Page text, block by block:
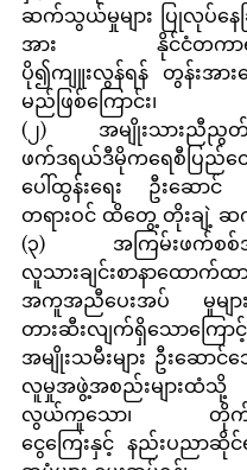
ဆက်သွယ်မှုများ ပြုလုပ်နေ
အား နိုင်ငံတကာရာဇ
ပို၍ကျူးလွန်ရန် တွန်းအား
မည်ဖြစ်ကြောင်း၊
(၂)       အမျိုးသားညီညွ
ဖက်ဒရယ်ဒီမိုကရေစီပြည်ထ
ပေါ်ထွန်းရေး ဦးဆောင်
တရားဝင် ထိတွေ့ တိုးချဲ့ ဆ
(၃)       အကြမ်းဖက်စ
လူသားချင်းစာနာထောက်ထ
အကူအညီပေးအပ် မှုမ
တားဆီးလျက်ရှိသောကြေ
အမျိုးသမီးများ ဦးဆော
လူမှုအဖွဲ့အစည်းများထံ
လွယ်ကူသော၊ တိုက်ရို
ငွေကြေးနှင့် နည်းပညာဆို